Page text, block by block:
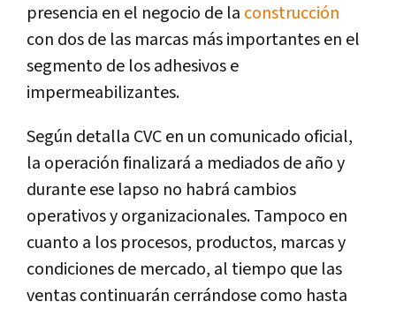
presencia en el negocio de la construcción
con dos de las marcas más importantes en el
segmento de los adhesivos e
impermeabilizantes.
Según detalla CVC en un comunicado oficial,
la operación finalizará a mediados de año y
durante ese lapso no habrá cambios
operativos y organizacionales. Tampoco en
cuanto a los procesos, productos, marcas y
condiciones de mercado, al tiempo que las
ventas continuarán cerrándose como hasta